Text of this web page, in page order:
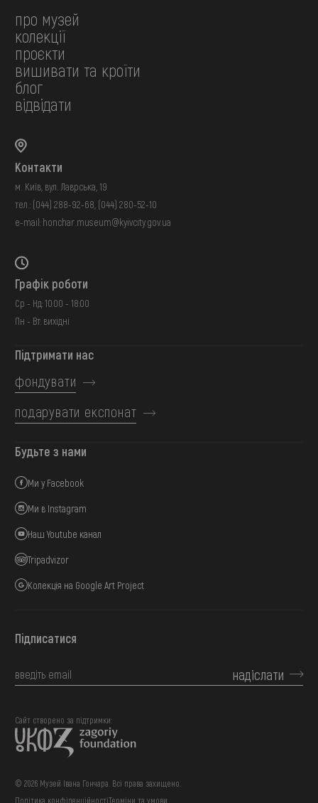
про музей
колекції
проєкти
вишивати та кроїти
блог
відвідати
Контакти
м. Київ, вул. Лаврська, 19
тел.: (044) 288-92-68 (044) 280-52-10
e-mail: honchar.museum@kyivcity.gov.ua
Графік роботи
Ср - Нд: 10:00 - 18:00
Пн - Вт: вихідні
Підтримати нас
фондувати
подарувати експонат
Будьте з нами
Ми у Facebook
Ми в Instagram
Наш Youtube канал
Tripadvizor
Колекція на Google Art Project
Підписатися
надіслати
© 2026 Музей Івана Гончара. Всі права захищено.
Сайт створено за підтримки:
Політика конфіденційностіТерміни та умови